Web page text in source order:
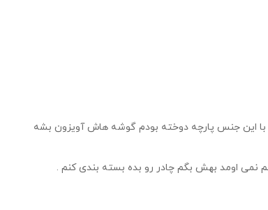
با این جنس پارچه دوخته بودم گوشه هاش آویزون بشه
اومد بهش بگم چادر رو بده بسته بندی کنم .